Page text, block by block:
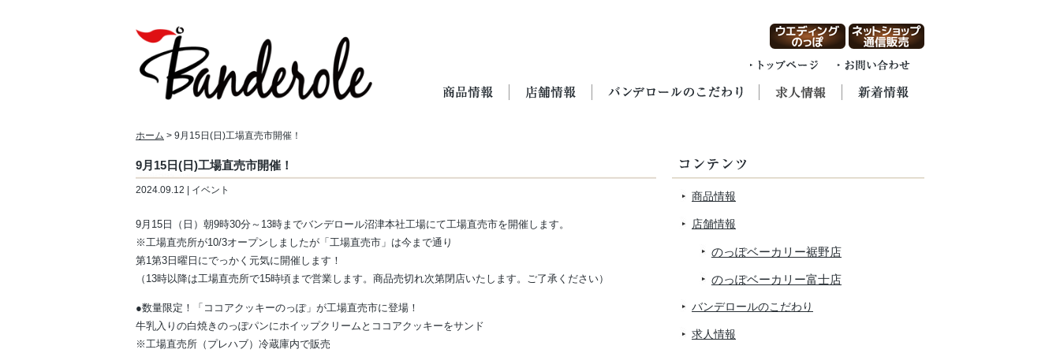
ホーム > 9月15日(日)工場直売市開催！
9月15日(日)工場直売市開催！
2024.09.12 | イベント
9月15日（日）朝9時30分～13時までバンデロール沼津本社工場にて工場直売市を開催します。
※工場直売所が10/3オープンしましたが「工場直売市」は今まで通り
第1第3日曜日にでっかく元気に開催します！
（13時以降は工場直売所で15時頃まで営業します。商品売切れ次第閉店いたします。ご了承ください）
●数量限定！「ココアクッキーのっぽ」が工場直売市に登場！
牛乳入りの白焼きのっぽパンにホイップクリームとココアクッキーをサンド
※工場直売所（プレハブ）冷蔵庫内で販売
商品情報
店舗情報
のっぽベーカリー裾野店
のっぽベーカリー富士店
バンデロールのこだわり
求人情報